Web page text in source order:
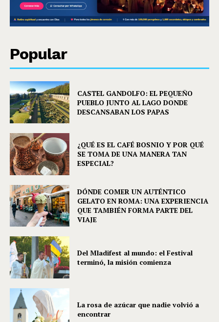
Popular
CASTEL GANDOLFO: EL PEQUEÑO
PUEBLO JUNTO AL LAGO DONDE
DESCANSABAN LOS PAPAS
¿QUÉ ES EL CAFÉ BOSNIO Y POR QUÉ
SE TOMA DE UNA MANERA TAN
ESPECIAL?
DÓNDE COMER UN AUTÉNTICO
GELATO EN ROMA: UNA EXPERIENCIA
QUE TAMBIÉN FORMA PARTE DEL
VIAJE
Del Mladifest al mundo: el Festival
terminó, la misión comienza
La rosa de azúcar que nadie volvió a
encontrar